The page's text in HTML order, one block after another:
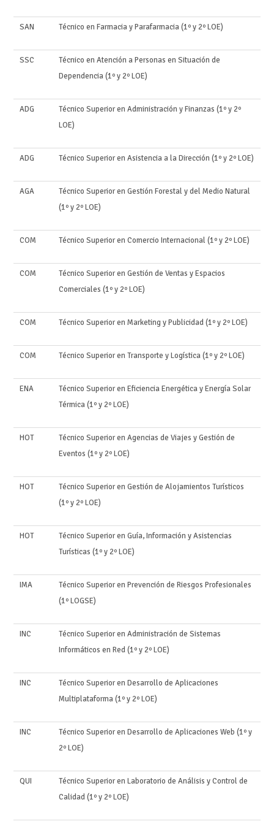
SAN Técnico en Farmacia y Parafarmacia (1º y 2º LOE)
SSC
Técnico en Atención a Personas en Situación de
Dependencia (1º y 2º LOE)
ADG
Técnico Superior en Administración y Finanzas (1º y 2º
LOE)
ADG Técnico Superior en Asistencia a la Dirección (1º y 2º LOE)
AGA
Técnico Superior en Gestión Forestal y del Medio Natural
(1º y 2º LOE)
COM Técnico Superior en Comercio Internacional (1º y 2º LOE)
COM
Técnico Superior en Gestión de Ventas y Espacios
Comerciales (1º y 2º LOE)
COM Técnico Superior en Marketing y Publicidad (1º y 2º LOE)
COM Técnico Superior en Transporte y Logística (1º y 2º LOE)
ENA
Técnico Superior en Eficiencia Energética y Energía Solar
Térmica (1º y 2º LOE)
HOT
Técnico Superior en Agencias de Viajes y Gestión de
Eventos (1º y 2º LOE)
HOT
Técnico Superior en Gestión de Alojamientos Turísticos
(1º y 2º LOE)
HOT
Técnico Superior en Guía, Información y Asistencias
Turísticas (1º y 2º LOE)
IMA
Técnico Superior en Prevención de Riesgos Profesionales
(1º LOGSE)
INC
Técnico Superior en Administración de Sistemas
Informáticos en Red (1º y 2º LOE)
INC
Técnico Superior en Desarrollo de Aplicaciones
Multiplataforma (1º y 2º LOE)
INC
Técnico Superior en Desarrollo de Aplicaciones Web (1º y
2º LOE)
QUI
Técnico Superior en Laboratorio de Análisis y Control de
Calidad (1º y 2º LOE)